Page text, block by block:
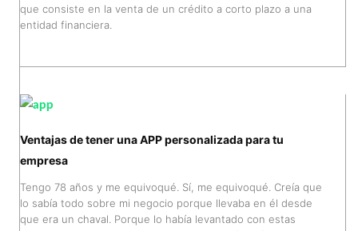
que consiste en la venta de un crédito a corto plazo a una
entidad financiera.
Ventajas de tener una APP personalizada para tu
empresa
Tengo 78 años y me equivoqué. Sí, me equivoqué. Creía que
lo sabía todo sobre mi negocio porque llevaba en él desde
que era un chaval. Porque lo había levantado con estas